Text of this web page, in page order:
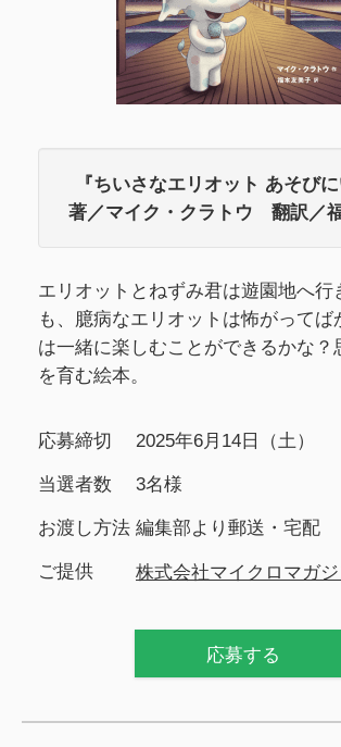
『ちいさなエリオット あそびに
著／マイク・クラトウ 翻訳／
エリオットとねずみ君は遊園地へ行
も、臆病なエリオットは怖がってば
は一緒に楽しむことができるかな？
を育む絵本。
応募締切 2025年6月14日（土）
当選者数 3名様
お渡し方法 編集部より郵送・宅配
ご提供 株式会社マイクロマガ
応募する